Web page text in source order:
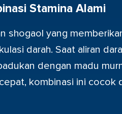
Stamina Alami
shogaol yang
darah. Saat aliran
dengan madu
kombinasi ini cocok